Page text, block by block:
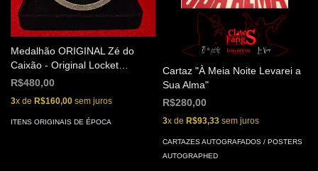
Medalhão ORIGINAL Zé do
Caixão - Original Locket
Embodiment of Evil
R$480,00
3x de R$160,00 sem juros
ITENS ORIGINAIS DE ÉPOCA
Cartaz "À Meia Noite Levarei a
Sua Alma"
R$280,00
3x de R$93,33 sem juros
CARTAZES AUTOGRAFADOS / POSTERS
AUTOGRAPHED